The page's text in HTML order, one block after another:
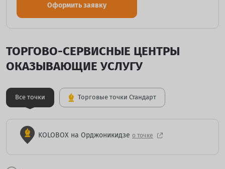
Оформить заявку
ТОРГОВО-СЕРВИСНЫЕ ЦЕНТРЫ
ОКАЗЫВАЮЩИЕ УСЛУГУ
Все точки Торговые точки Стандарт
KOLOBOX на Орджоникидзе о точке